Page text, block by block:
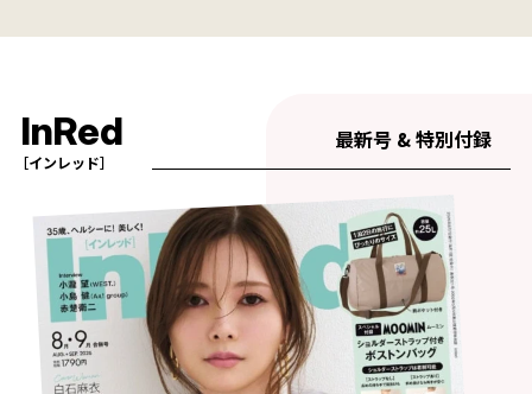
InRed
［インレッド］
最新号 & 特別付録